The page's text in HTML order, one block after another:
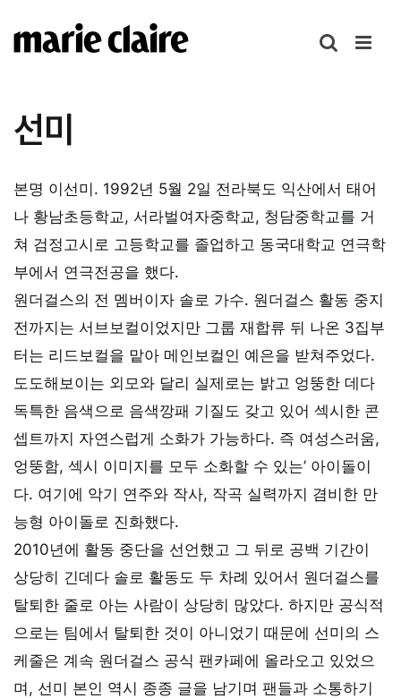
텐
선미
본명 이선미. 1992년 5월 2일 전라북도 익산에서 태어
나 황남초등학교, 서라벌여자중학교, 청담중학교를 거
쳐 검정고시로 고등학교를 졸업하고 동국대학교 연극학
부에서 연극전공을 했다.
원더걸스의 전 멤버이자 솔로 가수. 원더걸스 활동 중지
전까지는 서브보컬이었지만 그룹 재합류 뒤 나온 3집부
터는 리드보컬을 맡아 메인보컬인 예은을 받쳐주었다.
도도해보이는 외모와 달리 실제로는 밝고 엉뚱한 데다
독특한 음색으로 음색깡패 기질도 갖고 있어 섹시한 콘
셉트까지 자연스럽게 소화가 가능하다. 즉 여성스러움,
엉뚱함, 섹시 이미지를 모두 소화할 수 있는’ 아이돌이
다. 여기에 악기 연주와 작사, 작곡 실력까지 겸비한 만
능형 아이돌로 진화했다.
2010년에 활동 중단을 선언했고 그 뒤로 공백 기간이
상당히 긴데다 솔로 활동도 두 차례 있어서 원더걸스를
탈퇴한 줄로 아는 사람이 상당히 많았다. 하지만 공식적
으로는 팀에서 탈퇴한 것이 아니었기 때문에 선미의 스
케줄은 계속 원더걸스 공식 팬카페에 올라오고 있었으
며, 선미 본인 역시 종종 글을 남기며 팬들과 소통하기